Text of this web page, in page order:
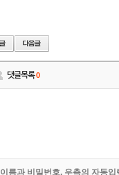
댓글목록0
이름과 비밀번호, 우측의 자동